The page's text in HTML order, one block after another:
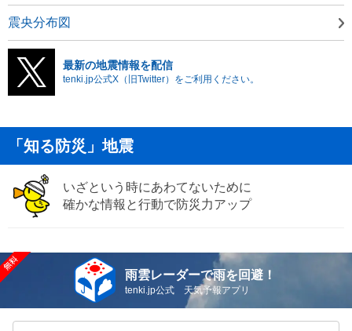
震央分布図
最新の地震情報を配信
tenki.jp公式X（旧Twitter）をご利用ください。
「知る防災」地震
いざという時にあわてないために
確かな情報と行動で防災力アップ
雨雲レーダーで雨を回避！
tenki.jp公式 天気予報アプリ